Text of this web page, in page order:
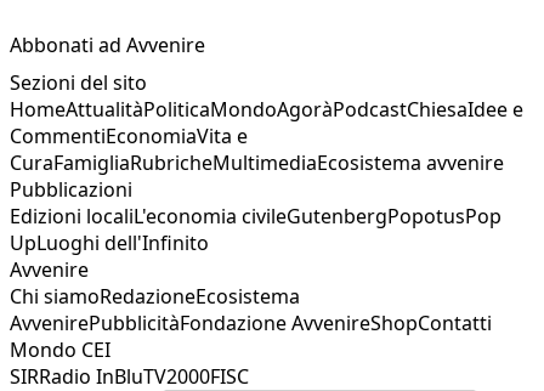
Abbonati ad Avvenire
Sezioni del sito
HomeAttualitàPoliticaMondoAgoràPodcastChiesaIdee e
CommentiEconomiaVita e
CuraFamigliaRubricheMultimediaEcosistema avvenire
Pubblicazioni
Edizioni localiL'economia civileGutenbergPopotusPop
UpLuoghi dell'Infinito
Avvenire
Chi siamoRedazioneEcosistema
AvvenirePubblicitàFondazione AvvenireShopContatti
Mondo CEI
SIRRadio InBluTV2000FISC